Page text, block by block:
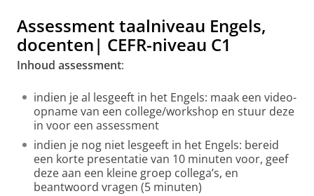
Assessment taalniveau Engels,
docenten| CEFR-niveau C1
Inhoud assessment:
indien je al lesgeeft in het Engels: maak een video-
opname van een college/workshop en stuur deze
in voor een assessment
indien je nog niet lesgeeft in het Engels: bereid
een korte presentatie van 10 minuten voor, geef
deze aan een kleine groep collega’s, en
beantwoord vragen (5 minuten)